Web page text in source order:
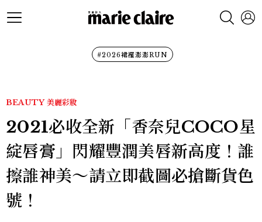
#2026裙襬澎澎RUN
BEAUTY 美麗彩妝
2021必收全新「香奈兒COCO星
綻唇膏」閃耀豐潤美唇新高度！誰
擦誰神美～請立即截圖必搶斷貨色
號！